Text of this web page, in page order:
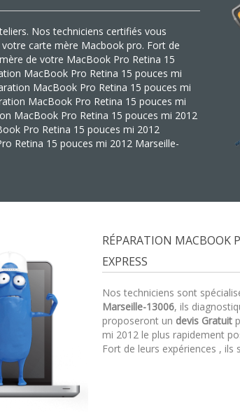
Nos techniciens certifiés vous
carte mère Macbook pro. Fort de
de votre MacBook Pro Retina 15
MacBook Pro Retina 15 pouces mi
MacBook Pro Retina 15 pouces mi
MacBook Pro Retina 15 pouces mi
MacBook Pro Retina 15 pouces mi 2012
Pro Retina 15 pouces mi 2012
Retina 15 pouces mi 2012 Marseille-
RÉPARATION MACBOOK
EXPRESS
Nos techniciens sont
Marseille-13006, ils
proposeront un devis Gratuit
mi 2012 le plus rapidement
Fort de leurs expériences , ils